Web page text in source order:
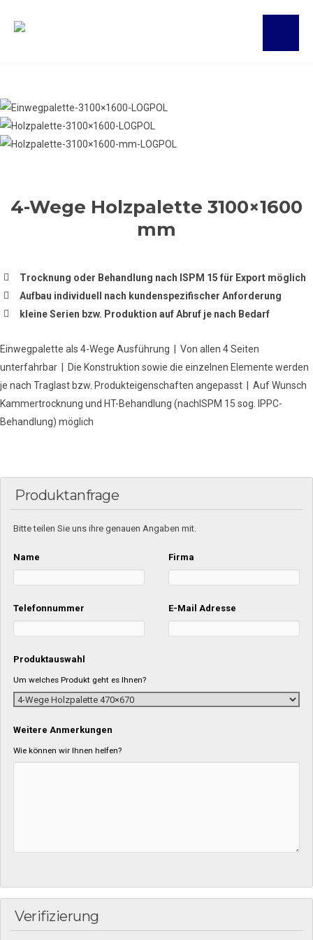
4-Wege Holzpalette 3100×1600
mm
Trocknung oder Behandlung nach ISPM 15 für Export möglich
Aufbau individuell nach kundenspezifischer Anforderung
kleine Serien bzw. Produktion auf Abruf je nach Bedarf
Einwegpalette als 4-Wege Ausführung | Von allen 4 Seiten
unterfahrbar | Die Konstruktion sowie die einzelnen Elemente werden
je nach Traglast bzw. Produkteigenschaften angepasst | Auf Wunsch
Kammertrocknung und HT-Behandlung (nachISPM 15 sog. IPPC-
Behandlung) möglich
Produktanfrage
Bitte teilen Sie uns ihre genauen Angaben mit.
Name Firma
Telefonnummer E-Mail Adresse
Produktauswahl
Um welches Produkt geht es Ihnen?
Weitere Anmerkungen
Wie können wir Ihnen helfen?
Verifizierung